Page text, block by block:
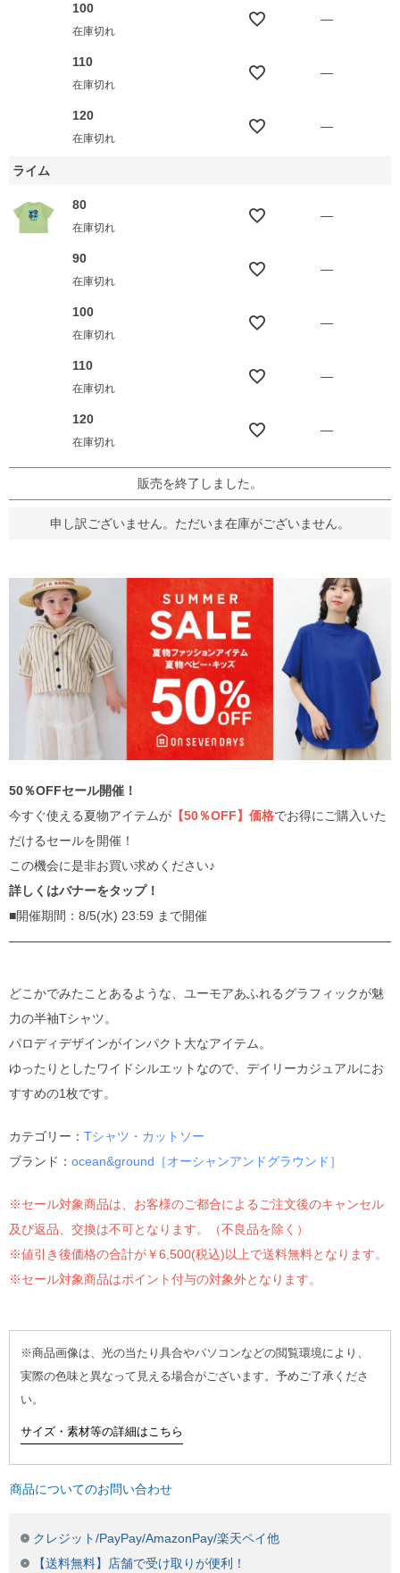
100
在庫切れ
—
110
在庫切れ
—
120
在庫切れ
—
ライム
80
在庫切れ
—
90
在庫切れ
—
100
在庫切れ
—
110
在庫切れ
—
120
在庫切れ
—
販売を終了しました。
申し訳ございません。ただいま在庫がございません。
50％OFFセール開催！
今すぐ使える夏物アイテムが 【50％OFF】価格でお得にご購入いた
だけるセールを開催！
この機会に是非お買い求めください♪
詳しくはバナーをタップ！
■開催期間：8/5(水) 23:59 まで開催
どこかでみたことあるような、ユーモアあふれるグラフィックが魅
力の半袖Tシャツ。
パロディデザインがインパクト大なアイテム。
ゆったりとしたワイドシルエットなので、デイリーカジュアルにお
すすめの1枚です。
カテゴリー： Tシャツ・カットソー
ブランド： ocean&ground［オーシャンアンドグラウンド］
※セール対象商品は、お客様のご都合によるご注文後のキャンセル
及び返品、交換は不可となります。（不良品を除く）
※値引き後価格の合計が￥6,500(税込)以上で送料無料となります。
※セール対象商品はポイント付与の対象外となります。
※商品画像は、光の当たり具合やパソコンなどの閲覧環境により、
実際の色味と異なって見える場合がございます。予めご了承くださ
い。
サイズ・素材等の詳細はこちら
商品についてのお問い合わせ
クレジット/PayPay/AmazonPay/楽天ペイ他
【送料無料】店舗で受け取りが便利！